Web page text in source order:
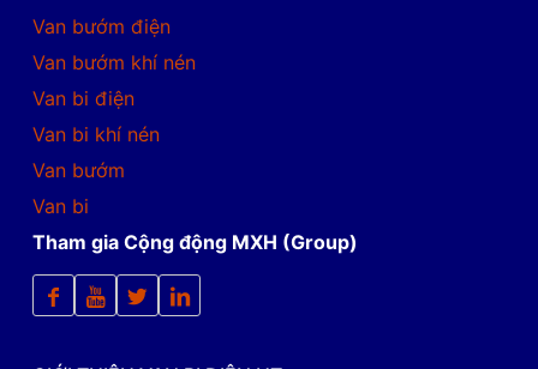
Van bướm điện
Van bướm khí nén
Van bi điện
Van bi khí nén
Van bướm
Van bi
Tham gia Cộng động MXH (Group)